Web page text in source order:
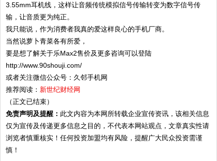
3.55mm耳机线，这样让音频传统模拟信号传输转变为数字信号传
输，让音质更为纯正。
我只能说，作为消费者我真的爱这样良心的手机厂商。
当然说萝卜青菜各有所爱，
要是想了解关于乐Max2售价及更多咨询可以登陆
http://www.90shouji.com/
或者关注微信公众号：久邻手机网
推荐阅读： 新世纪财经网
（正文已结束）
免责声明及提醒： 此文内容为本网所转载企业宣传资讯，该相关信息
仅为宣传及传递更多信息之目的，不代表本网站观点，文章真实性请
浏览者慎重核实！任何投资加盟均有风险，提醒广大民众投资需谨
慎！